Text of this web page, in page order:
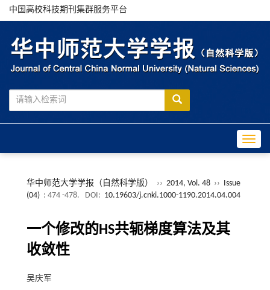
中国高校科技期刊集群服务平台
华中师范大学学报（自然科学版） ›› 2014, Vol. 48 ››
Issue
(04) : 474 -478. DOI: 10.19603/j.cnki.1000-1190.2014.04.004
一个修改的HS共轭梯度算法及其
收敛性
吴庆军